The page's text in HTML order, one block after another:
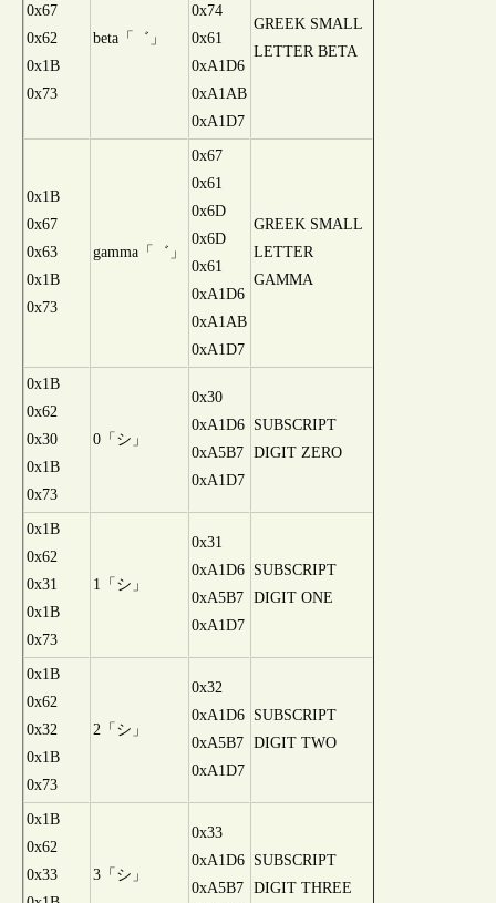
0x67
0x62
0x1B
0x73
beta「゛」
0x74
0x61
0xA1D6
0xA1AB
0xA1D7
GREEK SMALL
LETTER BETA
0x1B
0x67
0x63
0x1B
0x73
gamma「゛」
0x67
0x61
0x6D
0x6D
0x61
0xA1D6
0xA1AB
0xA1D7
GREEK SMALL
LETTER
GAMMA
0x1B
0x62
0x30
0x1B
0x73
0「シ」
0x30
0xA1D6
0xA5B7
0xA1D7
SUBSCRIPT
DIGIT ZERO
0x1B
0x62
0x31
0x1B
0x73
1「シ」
0x31
0xA1D6
0xA5B7
0xA1D7
SUBSCRIPT
DIGIT ONE
0x1B
0x62
0x32
0x1B
0x73
2「シ」
0x32
0xA1D6
0xA5B7
0xA1D7
SUBSCRIPT
DIGIT TWO
0x1B
0x62
0x33
3「シ」
0x33
0xA1D6
0xA5B7
SUBSCRIPT
DIGIT THREE